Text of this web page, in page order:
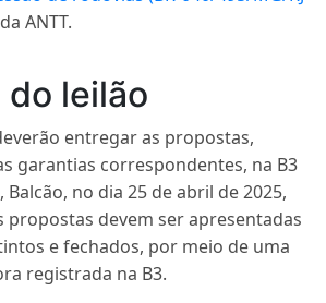
ANTT.
leilão
entregar as propostas,
garantias correspondentes, na B3
Balcão, no dia 25 de abril de 2025,
propostas devem ser apresentadas
e fechados, por meio de uma
registrada na B3.